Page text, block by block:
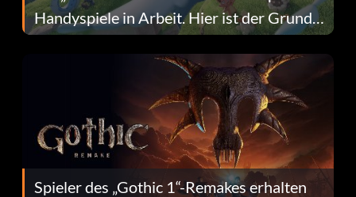
Handyspiele in Arbeit. Hier ist der Grund
dafür.
Spieler des „Gothic 1“-Remakes erhalten